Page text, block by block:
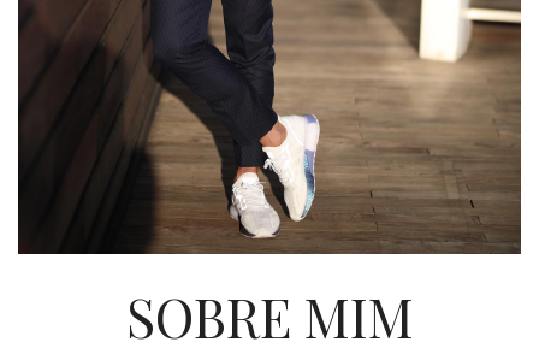
SOBRE MIM